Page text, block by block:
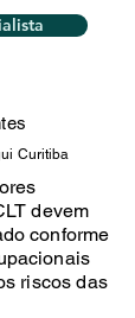
Curitiba
devem
conforme
riscos das